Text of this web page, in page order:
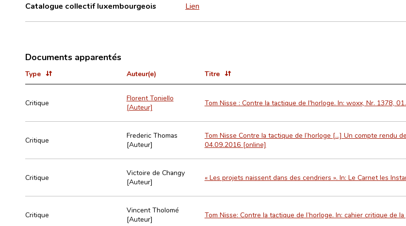
Catalogue collectif luxembourgeois Lien
Documents apparentés
Type Auteur(e) Titre
Critique
Florent Toniello
[Auteur]
Tom Nisse : Contre la tactique de l'horloge. In: woxx, Nr. 1378,
Critique
Frederic Thomas
[Auteur]
Tom Nisse Contre la tactique de l’horloge […] Un compte rendu
04.09.2016 [online]
Critique
Victoire de Changy
[Auteur]
« Les projets naissent dans des cendriers ». In: Le Carnet les
Critique
Vincent Tholomé
[Auteur]
Tom Nisse: Contre la tactique de l’horloge. In: cahier critique de